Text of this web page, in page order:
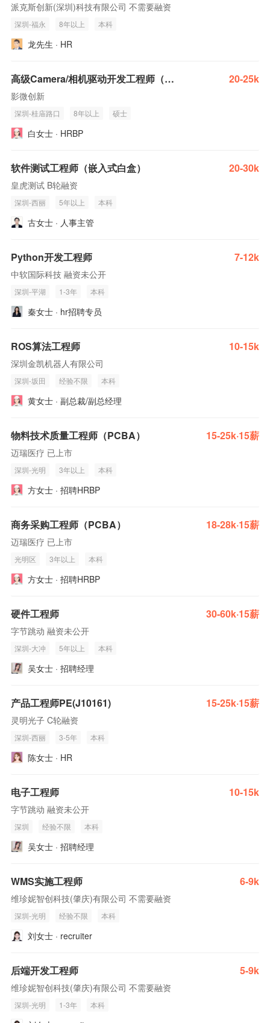
派克斯创新(深圳)科技有限公司 不需要融资
深圳-福永 8年以上 本科
龙先生 · HR
高级Camera/相机驱动开发工程师（RTOS） 20-25k
影微创新
深圳-桂庙路口 8年以上 硕士
白女士 · HRBP
软件测试工程师（嵌入式白盒） 20-30k
皇虎测试 B轮融资
深圳-西丽 5年以上 本科
古女士 · 人事主管
Python开发工程师 7-12k
中软国际科技 融资未公开
深圳-平湖 1-3年 本科
秦女士 · hr招聘专员
ROS算法工程师 10-15k
深圳金凯机器人有限公司
深圳-坂田 经验不限 本科
黄女士 · 副总裁/副总经理
物料技术质量工程师（PCBA） 15-25k·15薪
迈瑞医疗 已上市
深圳-光明 3年以上 本科
方女士 · 招聘HRBP
商务采购工程师（PCBA） 18-28k·15薪
迈瑞医疗 已上市
光明区 3年以上 本科
方女士 · 招聘HRBP
硬件工程师 30-60k·15薪
字节跳动 融资未公开
深圳-大冲 5年以上 本科
吴女士 · 招聘经理
产品工程师PE(J10161) 15-25k·15薪
灵明光子 C轮融资
深圳-西丽 3-5年 本科
陈女士 · HR
电子工程师 10-15k
字节跳动 融资未公开
深圳 经验不限 本科
吴女士 · 招聘经理
WMS实施工程师 6-9k
维珍妮智创科技(肇庆)有限公司 不需要融资
深圳-光明 经验不限 本科
刘女士 · recruiter
后端开发工程师 5-9k
维珍妮智创科技(肇庆)有限公司 不需要融资
深圳-光明 1-3年 本科